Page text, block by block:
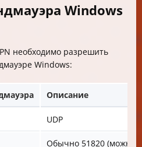
Windows
необходимо разрешить
Windows:
Описание
UDP
Обычно 51820 (можно